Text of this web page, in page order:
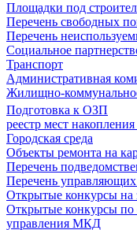
Площадки под
Перечень свободных
Перечень
Социальное
Транспорт
Административная
Жилищно-
Подготовка к ОЗП
реестр мест накопления
Городская среда
Объекты ремонта на
Перечень
Перечень
Открытые конкурсы на
Открытые конкурсы по
управления МКД